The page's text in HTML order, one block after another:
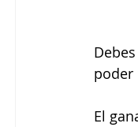
poder
El